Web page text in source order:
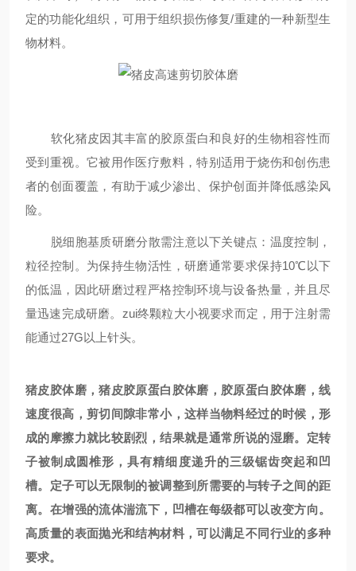
定的功能化组织，可用于组织损伤修复/重建的一种新型生
物材料。
软化猪皮因其丰富的胶原蛋白和良好的生物相容性而
受到重视。它被用作医疗敷料，特别适用于烧伤和创伤患
者的创面覆盖，有助于减少渗出、保护创面并降低感染风
险。
脱细胞基质研磨分散需注意以下关键点：温度控制，
粒径控制。为保持生物活性，研磨通常要求保持10℃ 以下
的低温，因此研磨过程严格控制环境与设备热量，并且尽
量迅速完成研磨。zui终颗粒大小视要求而定，用于注射需
能通过27G以上针头。
猪皮胶体磨，猪皮胶原蛋白胶体磨，胶原蛋白胶体磨，线
速度很高，剪切间隙非常小，这样当物料经过的时候，形
成的摩擦力就比较剧烈，结果就是通常所说的湿磨。定转
子被制成圆椎形，具有精细度递升的三级锯齿突起和凹
槽。定子可以无限制的被调整到所需要的与转子之间的距
离。在增强的流体湍流下，凹槽在每级都可以改变方向。
高质量的表面抛光和结构材料，可以满足不同行业的多种
要求。